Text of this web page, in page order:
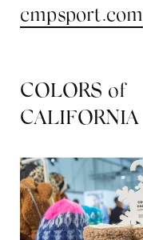
cmpsport.com
COLORS of
CALIFORNIA